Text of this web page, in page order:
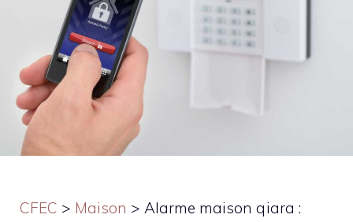
CFEC > Maison > Alarme maison qiara :